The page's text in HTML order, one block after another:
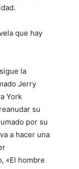
que hay
la
Jerry
York
su
por su
a hacer una
«El hombre